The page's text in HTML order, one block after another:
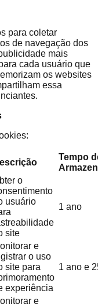
para coletar
de navegação dos
mais
cada usuário que
os websites
essa
Tempo
o
usuário
site
1 ano
e
o uso
site para
experiência
1 ano e
e